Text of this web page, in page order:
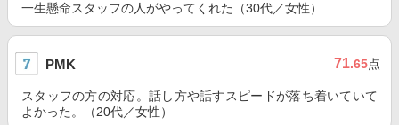
一生懸命スタッフの人がやってくれた（30代／女性）
PMK 71.65点
スタッフの方の対応。話し方や話すスピードが落ち着いていて
よかった。（20代／女性）